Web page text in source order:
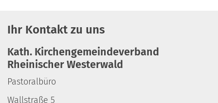
Ihr Kontakt zu uns
Kath. Kirchengemeindeverband
Rheinischer Westerwald
Pastoralbüro
Wallstraße 5